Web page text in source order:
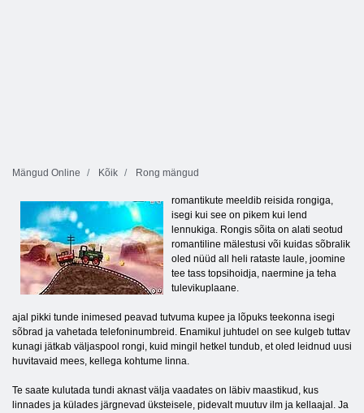
Mängud Online Kõik Rong mängud
romantikute meeldib reisida rongiga,
isegi kui see on pikem kui lend
lennukiga. Rongis sõita on alati seotud
romantiline mälestusi või kuidas sõbralik
oled nüüd all heli rataste laule, joomine
tee tass topsihoidja, naermine ja teha
tulevikuplaane.
ajal pikki tunde inimesed peavad tutvuma kupee ja lõpuks teekonna isegi
sõbrad ja vahetada telefoninumbreid. Enamikul juhtudel on see kulgeb tuttav
kunagi jätkab väljaspool rongi, kuid mingil hetkel tundub, et oled leidnud uusi
huvitavaid mees, kellega kohtume linna.
Te saate kulutada tundi aknast välja vaadates on läbiv maastikud, kus
linnades ja külades järgnevad üksteisele, pidevalt muutuv ilm ja kellaajal. Ja